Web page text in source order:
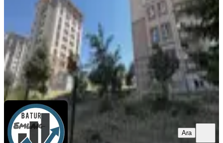
2+1· 07.08.2026
2.120.000 ₺
BTR gayrimenkulCİHAT BATUR
Ara
Ara